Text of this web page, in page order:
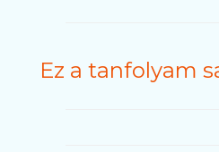
Ez a tanfolyam